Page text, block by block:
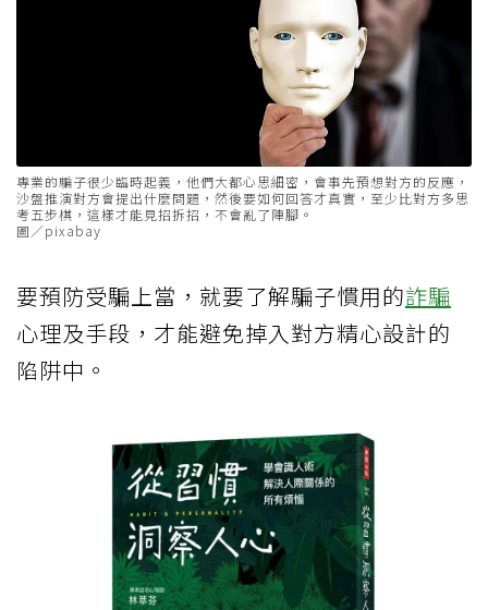
專業的騙子很少臨時起義，他們大都心思細密，會事先預想對方的反應，
沙盤推演對方會提出什麼問題，然後要如何回答才真實，至少比對方多思
考五步棋，這樣才能見招拆招，不會亂了陣腳。
圖／pixabay
要預防受騙上當，就要了解騙子慣用的詐騙
心理及手段，才能避免掉入對方精心設計的
陷阱中。